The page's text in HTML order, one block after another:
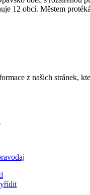
12 obcí. Městem
z našich stránek,